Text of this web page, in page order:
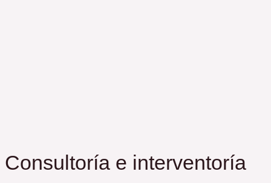
Consultoría e interventoría